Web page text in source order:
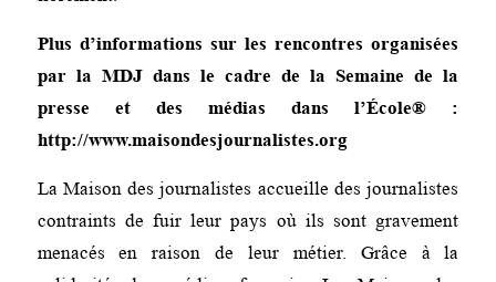
Plus d’informations sur les rencontres organisées
par la MDJ dans le cadre de la Semaine de la
presse et des médias dans l’École® :
http://www.maisondesjournalistes.org
La Maison des journalistes accueille des journalistes
contraints de fuir leur pays où ils sont gravement
menacés en raison de leur métier. Grâce à la